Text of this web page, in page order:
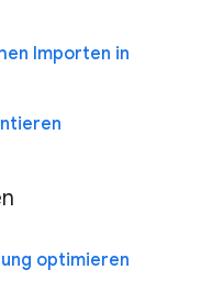
Importen in
optimieren